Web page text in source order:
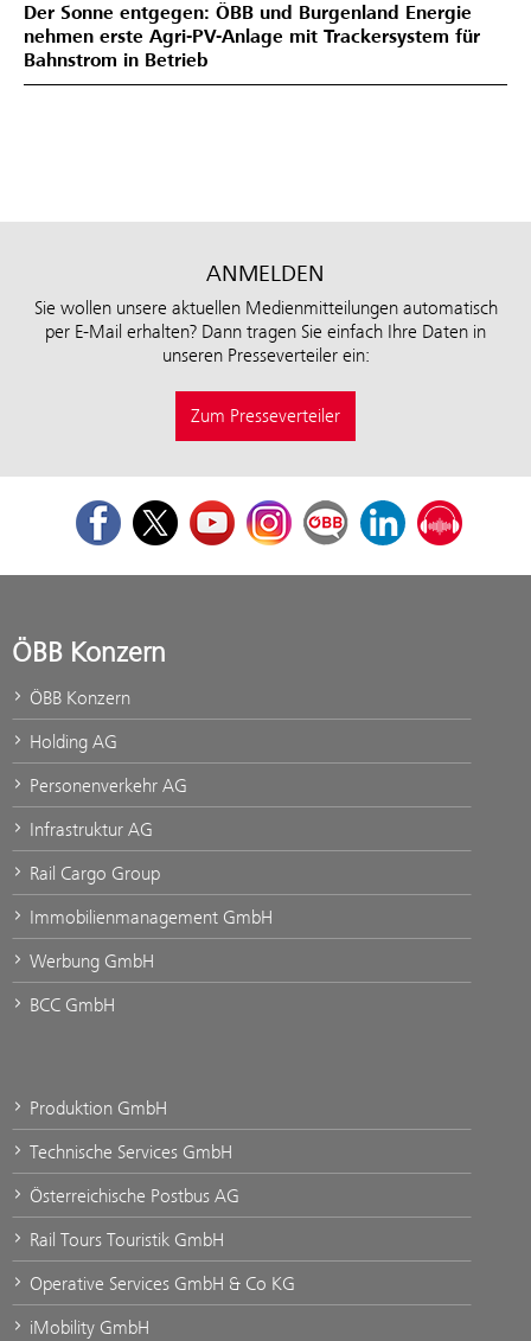
Der Sonne entgegen: ÖBB und Burgenland Energie
nehmen erste Agri-PV-Anlage mit Trackersystem für
Bahnstrom in Betrieb
ANMELDEN
Sie wollen unsere aktuellen Medienmitteilungen automatisch
per E-Mail erhalten? Dann tragen Sie einfach Ihre Daten in
unseren Presseverteiler ein:
Zum Presseverteiler
FacebookTwitterYoutubeInstagramÖBB Corporate Blog
LinkedInPodcast
ÖBB Konzern
ÖBB Konzern
Holding AG
Personenverkehr AG
Infrastruktur AG
Rail Cargo Group
Immobilienmanagement GmbH
Werbung GmbH
BCC GmbH
Produktion GmbH
Technische Services GmbH
Österreichische Postbus AG
Rail Tours Touristik GmbH
Operative Services GmbH & Co KG
iMobility GmbH